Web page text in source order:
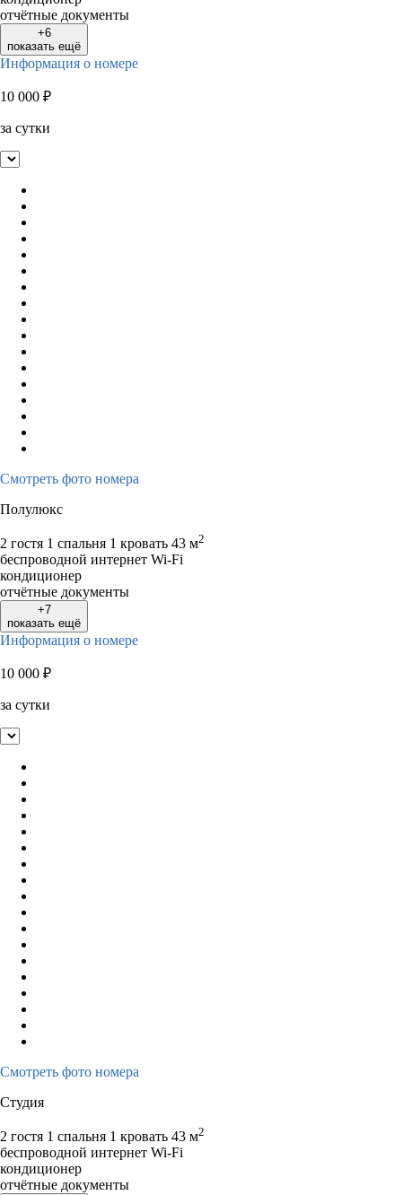
отчётные документы
+6
показать ещё
Информация о номере
10 000 ₽
за сутки
Смотреть фото номера
Полулюкс
2 гостя 1 спальня 1 кровать 43 м2
беспроводной интернет Wi-Fi
кондиционер
отчётные документы
+7
показать ещё
Информация о номере
10 000 ₽
за сутки
Смотреть фото номера
Студия
2 гостя 1 спальня 1 кровать 43 м2
беспроводной интернет Wi-Fi
кондиционер
отчётные документы